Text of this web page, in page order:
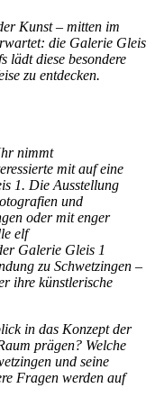
Kunst – mitten im
die Galerie Gleis
lädt diese besondere
zu entdecken.
nimmt
mit auf eine
1. Die Ausstellung
und
oder mit enger
elf
Galerie Gleis 1
zu Schwetzingen –
ihre künstlerische
in das Konzept der
prägen? Welche
und seine
Fragen werden auf